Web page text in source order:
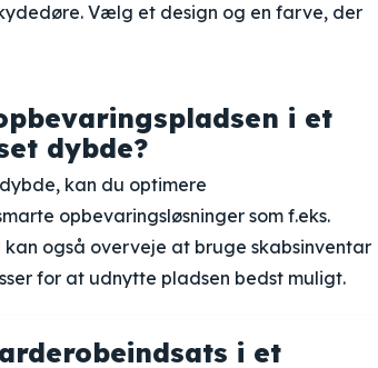
Vælg et design og en farve, der
i et
dybde?
kan du optimere
opbevaringsløsninger som f.eks.
også overveje at bruge skabsinventar
for at udnytte pladsen bedst muligt.
i et